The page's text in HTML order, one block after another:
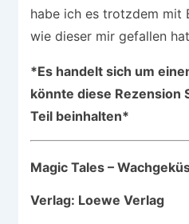
habe ich es trotzdem mit
wie dieser mir gefallen
*Es handelt sich um
könnte diese Rezension
Teil beinhalten*
Magic Tales –
Verlag: Loewe Verlag